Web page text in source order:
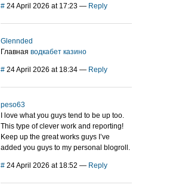
# 24 April 2026 at 17:23 — Reply
Glennded
Главная водкабет казино
# 24 April 2026 at 18:34 — Reply
peso63
I love what you guys tend to be up too.
This type of clever work and reporting!
Keep up the great works guys I’ve
added you guys to my personal blogroll.
# 24 April 2026 at 18:52 — Reply